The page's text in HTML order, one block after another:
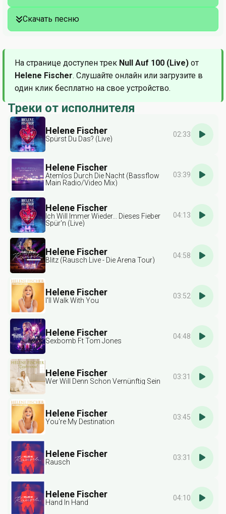
Скачать песню
На странице доступен трек Null Auf 100 (Live) от
Helene Fischer. Слушайте онлайн или загрузите в
один клик бесплатно на свое устройство.
Треки от исполнителя
Helene Fischer
Spürst Du Das? (Live)
02:33
Helene Fischer
Atemlos Durch Die Nacht (Bassflow
Main Radio/Video Mix)
03:39
Helene Fischer
Ich Will Immer Wieder... Dieses Fieber
Spür'n (Live)
04:13
Helene Fischer
Blitz (Rausch Live - Die Arena Tour)
04:58
Helene Fischer
I'll Walk With You
03:52
Helene Fischer
Sexbomb Ft Tom Jones
04:48
Helene Fischer
Wer Will Denn Schon Vernünftig Sein
03:31
Helene Fischer
You're My Destination
03:45
Helene Fischer
Rausch
03:31
Helene Fischer
Hand In Hand
04:10